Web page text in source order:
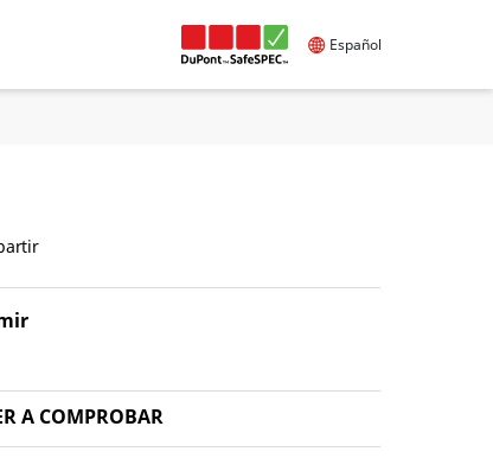
Español
A COMPROBAR